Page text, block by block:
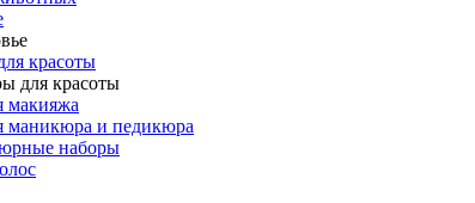
красоты
для красоты
макияжа
маникюра и педикюра
наборы